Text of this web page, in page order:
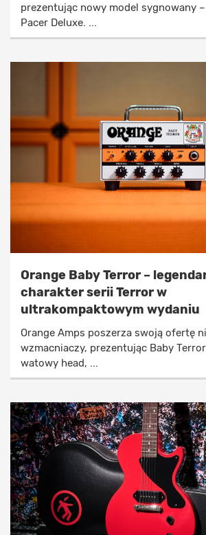
prezentując nowy model sygnowany
Pacer Deluxe. ...
Orange Baby Terror –
charakter serii Terror w
ultrakompaktowym wydaniu
Orange Amps poszerza swoją ofertę
wzmacniaczy, prezentując Baby
watowy head, ...